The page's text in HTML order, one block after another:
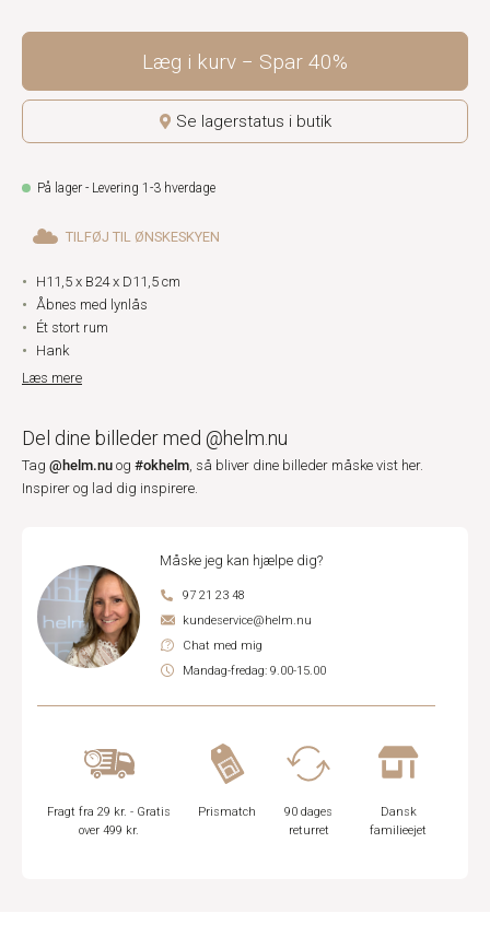
Læg i kurv Spar 40%
Se lagerstatus i butik
På lager - Levering 1-3 hverdage
TILFØJ TIL ØNSKESKYEN
H11,5 x B24 x D11,5 cm
Åbnes med lynlås
Ét stort rum
Hank
Læs mere
Del dine billeder med @helm.nu
Tag @helm.nu og #okhelm, så bliver dine billeder måske vist her.
Inspirer og lad dig inspirere.
Måske jeg kan hjælpe dig?
97 21 23 48
kundeservice@helm.nu
Chat med mig
Mandag-fredag: 9.00-15.00
Fragt fra 29 kr. - Gratis
over 499 kr.
Prismatch
90 dages
returret
Dansk
familieejet